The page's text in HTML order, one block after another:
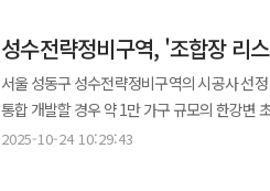
자치구별 누적 상승률은 송파구 6.44%, 강동
정부는 보유세 인상과 거래세 인하 등을 통
세제 개편에 미온적인 태도를 보이면서 당정 간 엇박자가 심화되고 있다.
육박하는 상승률을 기록했다. 수도권에서는 분당과 과천이 급등세를 주도했다. 성남 분당은 한 주 만에 1.78% 오르며
전주 2주 치 상승률(1.53%)을 뛰어넘었고
(0.76%), 하남(0.63%), 안양 동안구(0.55%), 용인 수지
규제 배경과 규제 직전 수요가 동시에 반영
한강벨트에서 분당·과천으로 이어진 상승세
수준으로 AI 산업 성장에 필요한 전력 수요를 뒷받침할 수 있는 수준
'망중립형' 구조로 설계돼 다양한 글로벌 트
남부 디지털 허브의 중심축 역할이 기대된다. 현대건설은 협소한 도심형 부지를 고려해 ‘STD(Strut-Top-Down)’
공법을 적용하고 BIM 설계와 패스트트랙 공
마무리했다. 운영 단계에서는 고효율 냉방 시스템과 실시간 에너지 모니터링 시스템 등을 도입해 에너지효율지표(PUE)
성수전략정비구역, '조합장 리
서울 성동구 성수전략정비구역의 시공사 선정 절
통합 개발할 경우 약 1만 가구 규모의 한강변
불리는 이 지역의 1·2지구 모두 조합장 해임
2025-10-24 10:29:43